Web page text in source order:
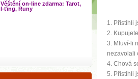
Věštění on-line zdarma: Tarot,
I-ťing, Runy
1. Přistihli
2.
3. Mluví-li
nezavolali
4. Chová
5. Přistihli